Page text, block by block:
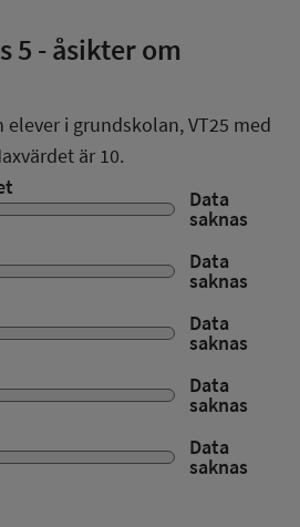
5 - åsikter om
elever i grundskolan,VT25 med
är 10.
Data
saknas
Data
saknas
Data
saknas
Data
saknas
Data
saknas